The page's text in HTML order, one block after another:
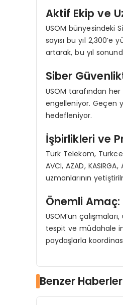
Aktif Ekip ve
USOM bünyesindeki
sayısı bu yıl
artarak, bu yıl
Siber
USOM tarafından
engelleniyor. Geçen
hedefleniyor.
İşbirlikleri ve
Türk Telekom,
AVCI, AZAD,
uzmanlarının
Önemli
USOM’un
tespit ve müdahale
paydaşlarla
Benzer Haberler